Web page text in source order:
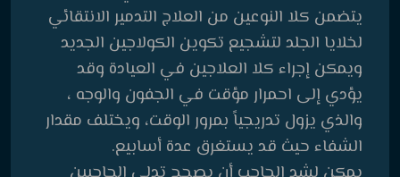
يتضمن كلا النوعين من العلاج التدمير الانتقائي
لخلايا الجلد لتشجيع تكوين الكولاجين الجديد
ويمكن إجراء كلا العلاجين في العيادة وقد
يؤدي إلى احمرار مؤقت في الجفون والوجه ،
والذي يزول تدريجياً بمرور الوقت، ويختلف مقدار
الشفاء حيث قد يستغرق عدة أسابيع.